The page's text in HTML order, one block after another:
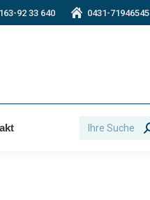
92 33 640 0431-71946545
Search: